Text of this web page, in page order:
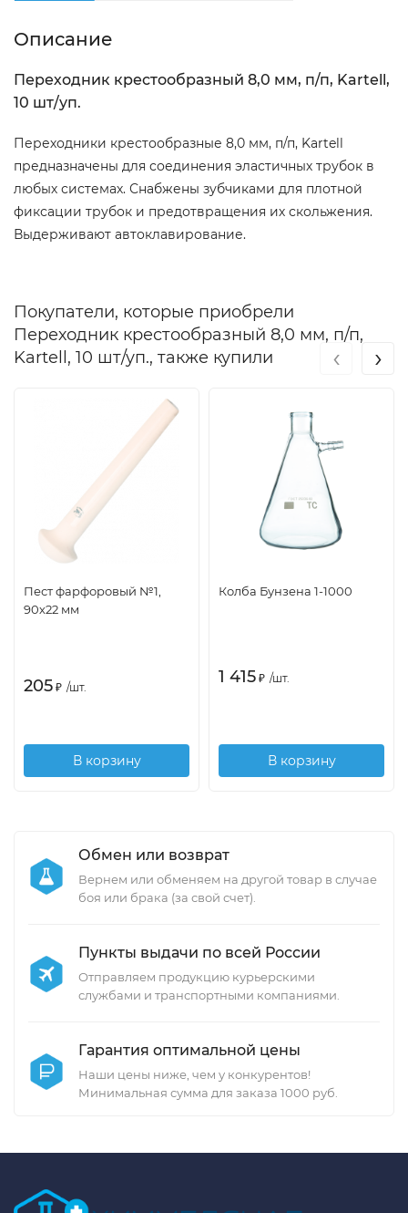
Описание
Переходник крестообразный 8,0 мм, п/п, Kartell,
10 шт/уп.
Переходники крестообразные 8,0 мм, п/п, Kartell
предназначены для соединения эластичных трубок в
любых системах. Снабжены зубчиками для плотной
фиксации трубок и предотвращения их скольжения.
Выдерживают автоклавирование.
Покупатели, которые приобрели
Переходник крестообразный 8,0 мм, п/п,
Kartell, 10 шт/уп., также купили
Пест фарфоровый №1,
90х22 мм
205 ₽ /шт.
В корзину
Колба Бунзена 1-1000
1 415 ₽ /шт.
В корзину
‹ ›
Обмен или возврат
Вернем или обменяем на другой товар в случае
боя или брака (за свой счет).
Пункты выдачи по всей России
Отправляем продукцию курьерскими
службами и транспортными компаниями.
Гарантия оптимальной цены
Наши цены ниже, чем у конкурентов!
Минимальная сумма для заказа 1000 руб.